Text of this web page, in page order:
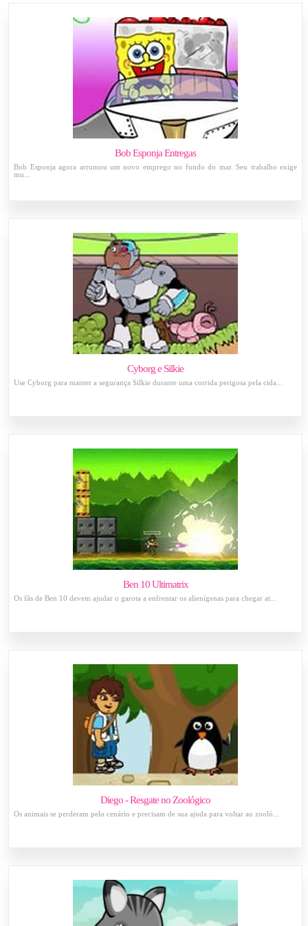
Bob Esponja Entregas
Bob Esponja agora arrumou um novo emprego no fundo do mar. Seu trabalho exige
mu...
Cyborg e Silkie
Use Cyborg para manter a segurança Silkie durante uma corrida perigosa pela cida...
Ben 10 Ultimatrix
Os fãs de Ben 10 devem ajudar o garota a enfrentar os alienígenas para chegar at...
Diego - Resgate no Zoológico
Os animais se perderam pelo cenário e precisam de sua ajuda para voltar ao zooló...